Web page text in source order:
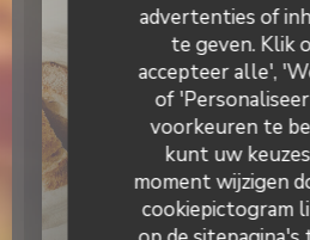
advertenties of
te geven. Klik
accepteer alle',
of
voorkeuren te
kunt uw
moment wijzigen
cookiepictogram